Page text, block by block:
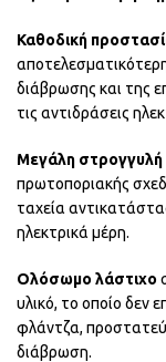
Καθοδική
διάβρωσης και της
τις αντιδράσεις
Μεγάλη
πρωτοποριακής
ταχεία
ηλεκτρικά μέρη.
Ολόσωμο λάστιχο
υλικό, το οποίο δεν
φλάντζα,
διάβρωση.